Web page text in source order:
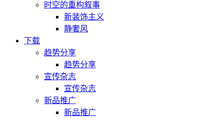
时空的重构叙事
新装饰主义
静奢风
下载
趋势分享
趋势分享
宣传杂志
宣传杂志
新品推广
新品推广